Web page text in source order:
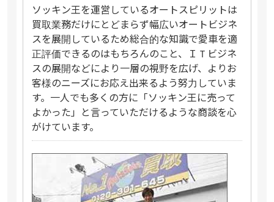
ソッキン王を運営しているオートスピリットは
買取業務だけにとどまらず幅広いオートビジネ
スを展開しているため総合的な知識で愛車を適
正評価できるのはもちろんのこと、ＩＴビジネ
スの展開などにより一層の視野を広げ、よりお
客様のニーズにお応え出来るよう努力していま
す。一人でも多くの方に「ソッキン王に売って
よかった」と言っていただけるような商談を心
がけています。